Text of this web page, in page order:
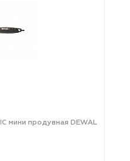
мини продувная DEWAL